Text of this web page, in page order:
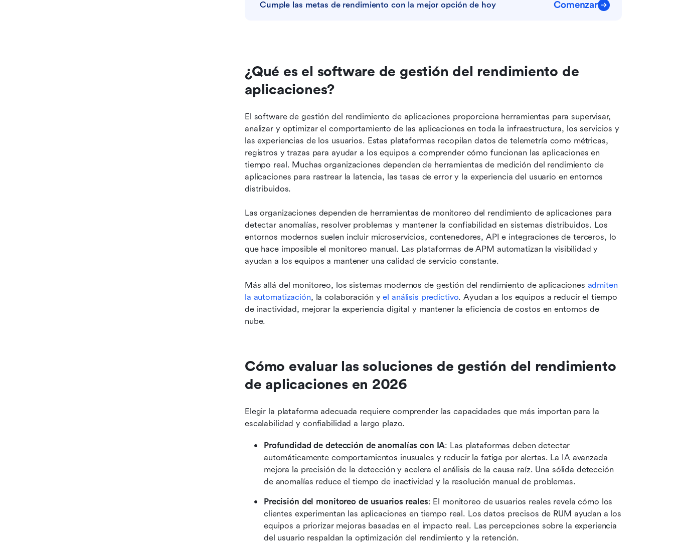
Cumple las metas de rendimiento con la mejor opción de hoy Comenzar
¿Qué es el software de gestión del rendimiento de
aplicaciones?
El software de gestión del rendimiento de aplicaciones proporciona herramientas para supervisar,
analizar y optimizar el comportamiento de las aplicaciones en toda la infraestructura, los servicios y
las experiencias de los usuarios. Estas plataformas recopilan datos de telemetría como métricas,
registros y trazas para ayudar a los equipos a comprender cómo funcionan las aplicaciones en
tiempo real. Muchas organizaciones dependen de herramientas de medición del rendimiento de
aplicaciones para rastrear la latencia, las tasas de error y la experiencia del usuario en entornos
distribuidos.
Las organizaciones dependen de herramientas de monitoreo del rendimiento de aplicaciones para
detectar anomalías, resolver problemas y mantener la confiabilidad en sistemas distribuidos. Los
entornos modernos suelen incluir microservicios, contenedores, API e integraciones de terceros, lo
que hace imposible el monitoreo manual. Las plataformas de APM automatizan la visibilidad y
ayudan a los equipos a mantener una calidad de servicio constante.
Más allá del monitoreo, los sistemas modernos de gestión del rendimiento de aplicaciones admiten
la automatización, la colaboración y el análisis predictivo. Ayudan a los equipos a reducir el tiempo
de inactividad, mejorar la experiencia digital y mantener la eficiencia de costos en entornos de
nube.
Cómo evaluar las soluciones de gestión del rendimiento
de aplicaciones en 2026
Elegir la plataforma adecuada requiere comprender las capacidades que más importan para la
escalabilidad y confiabilidad a largo plazo.
Profundidad de detección de anomalías con IA: Las plataformas deben detectar
automáticamente comportamientos inusuales y reducir la fatiga por alertas. La IA avanzada
mejora la precisión de la detección y acelera el análisis de la causa raíz. Una sólida detección
de anomalías reduce el tiempo de inactividad y la resolución manual de problemas.
Precisión del monitoreo de usuarios reales: El monitoreo de usuarios reales revela cómo los
clientes experimentan las aplicaciones en tiempo real. Los datos precisos de RUM ayudan a los
equipos a priorizar mejoras basadas en el impacto real. Las percepciones sobre la experiencia
del usuario respaldan la optimización del rendimiento y la retención.